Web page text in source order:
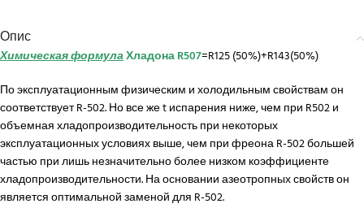
Опис
Химическая формулаХладона R507=R125 (50%)+R143(50%)
По эксплуатационным физическим и холодильным свойствам он
соответствует R-502. Но все же t испарения ниже, чем при R502 и
объемная хладопроизводительность при некоторых
эксплуатационных условиях выше, чем при фреона R-502 большей
частью при лишь незначительно более низком коэффициенте
хладопроизводительности. На основании азеотропных свойств он
является оптимальной заменой для R-502.